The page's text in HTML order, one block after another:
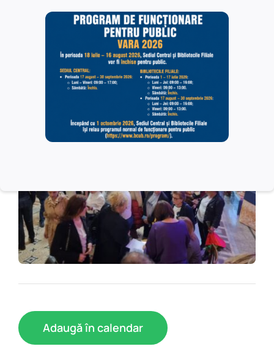
Adaugă în calendar